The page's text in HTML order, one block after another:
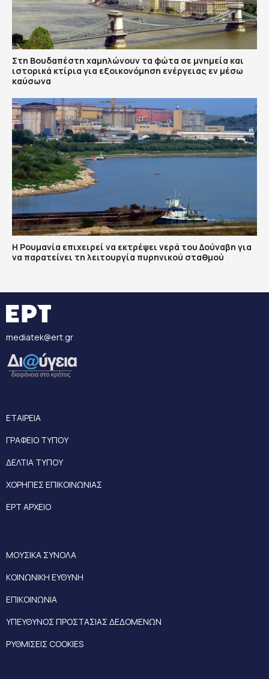
Στη Βουδαπέστη χαμηλώνουν τα φώτα σε μνημεία και
ιστορικά κτίρια για εξοικονόμηση ενέργειας εν μέσω
καύσωνα
Η Ρουμανία επιχειρεί να εκτρέψει νερά του Δούναβη για
να παρατείνει τη λειτουργία πυρηνικού σταθμού
mediatek@ert.gr
ΕΤΑΙΡΕΙΑ
ΓΡΑΦΕΙΟ ΤΥΠΟΥ
ΔΕΛΤΙΑ ΤΥΠΟΥ
ΧΟΡΗΓΙΕΣ ΕΠΙΚΟΙΝΩΝΙΑΣ
ΕΡΤ ΑΡΧΕΙΟ
ΜΟΥΣΙΚΑ ΣΥΝΟΛΑ
ΚΟΙΝΩΝΙΚΗ ΕΥΘΥΝΗ
ΕΠΙΚΟΙΝΩΝΙΑ
ΥΠΕΥΘΥΝΟΣ ΠΡΟΣΤΑΣΙΑΣ ΔΕΔΟΜΕΝΩΝ
ΡΥΘΜΙΣΕΙΣ COOKIES